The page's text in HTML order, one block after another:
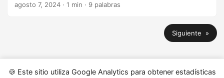
🍪 Este sitio utiliza Google Analytics para obtener estadísticas
agosto 7, 2024 · 1 min · 9 palabras
Siguiente »